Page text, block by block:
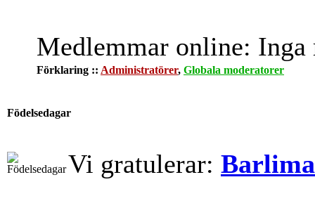
Medlemmar online: Inga
Förklaring :: Administratörer, Globala moderatorer
Födelsedagar
Vi gratulerar: